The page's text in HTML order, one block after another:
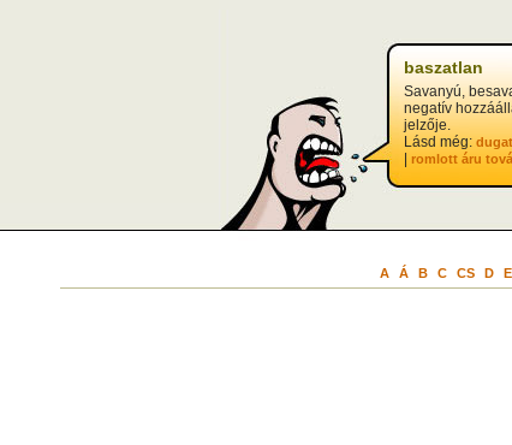
baszatlan
Savanyú,
negatív
jelzője.
Lásd még:
romlott áru
A
Á B C CS D E